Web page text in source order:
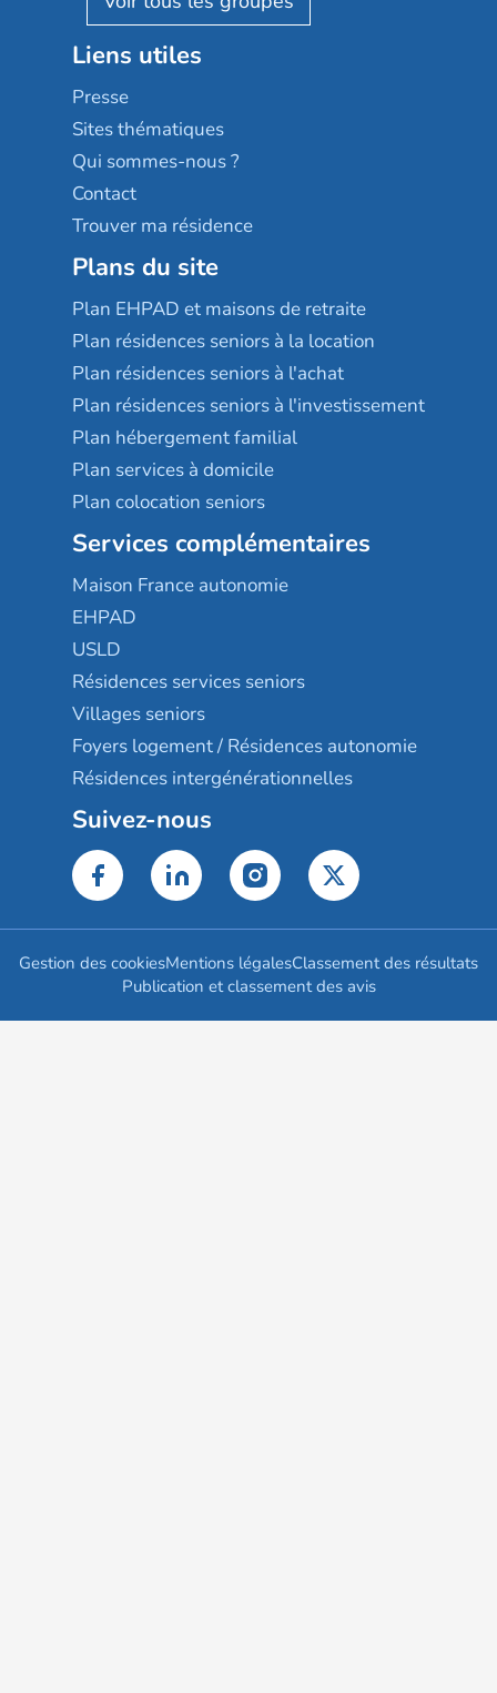
Stella management
Les villages d'or
Sérénys
Résidences services Villa Médicis
Groupe aplus
Liens utiles
Presse
Sites thématiques
Qui sommes-nous ?
Contact
Trouver ma résidence
Plans du site
Plan EHPAD et maisons de retraite
Plan résidences seniors à la location
Plan résidences seniors à l'achat
Plan résidences seniors à l'investissement
Plan hébergement familial
Plan services à domicile
Plan colocation seniors
Services complémentaires
Maison France autonomie
EHPAD
USLD
Résidences services seniors
Villages seniors
Foyers logement / Résidences autonomie
Résidences intergénérationnelles
Suivez-nous
Gestion des cookiesMentions légalesClassement des résultats
Publication et classement des avis